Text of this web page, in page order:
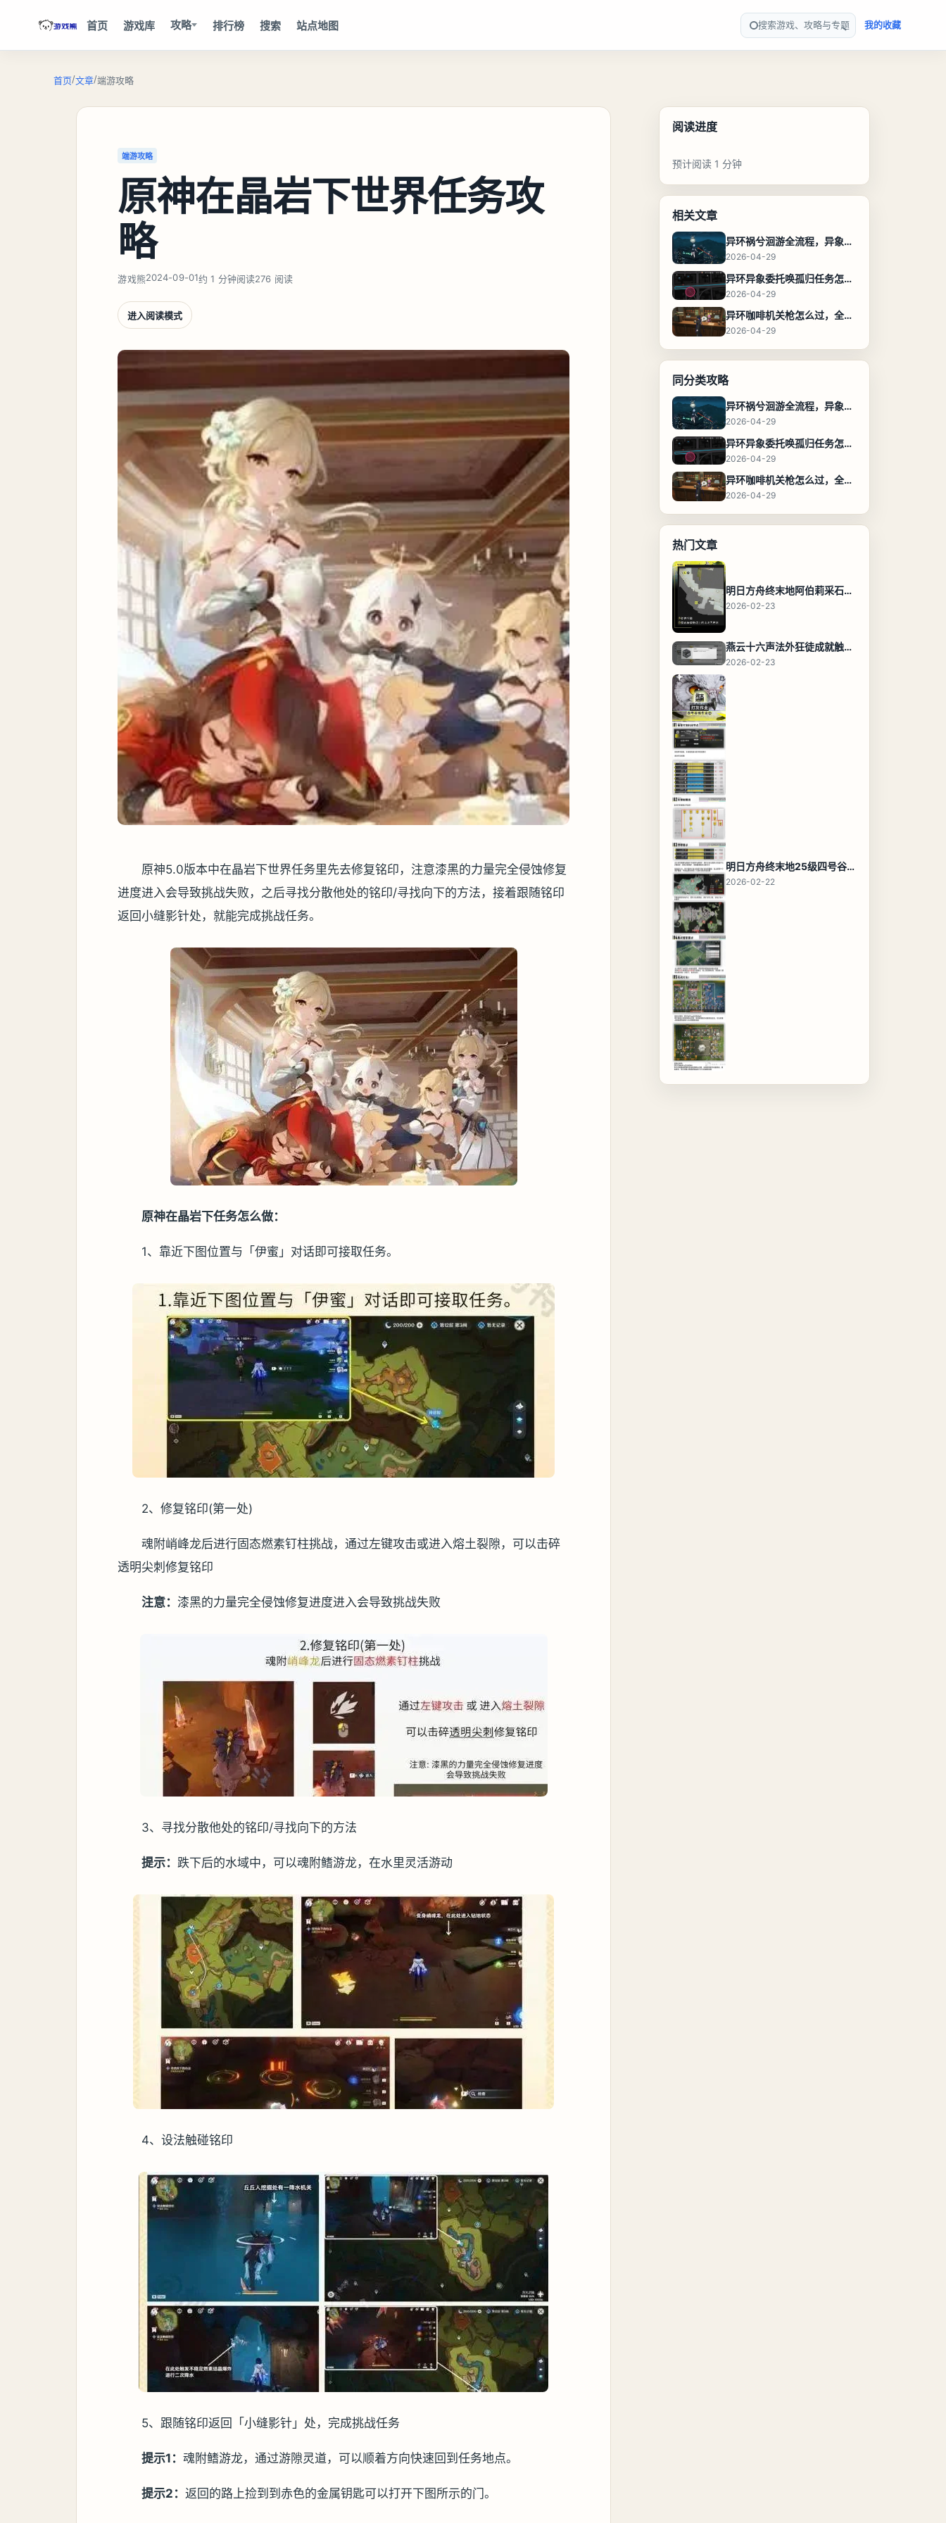
首页 游戏库 攻略 排行榜 搜索 站点地图 搜索游戏、攻略与专题 我的收藏
首页/文章/端游攻略
端游攻略
原神在晶岩下世界任务攻
略
游戏熊2024-09-01约 1 分钟阅读276 阅读
进入阅读模式
原神5.0版本中在晶岩下世界任务里先去修复铭印，注意漆黑的力量完全侵蚀修复
进度进入会导致挑战失败，之后寻找分散他处的铭印/寻找向下的方法，接着跟随铭印
返回小缝影针处，就能完成挑战任务。
原神在晶岩下任务怎么做：
1、靠近下图位置与「伊蜜」对话即可接取任务。
2、修复铭印(第一处)
魂附峭峰龙后进行固态燃素钉柱挑战，通过左键攻击或进入熔土裂隙，可以击碎
透明尖刺修复铭印
注意： 漆黑的力量完全侵蚀修复进度进入会导致挑战失败
3、寻找分散他处的铭印/寻找向下的方法
提示：跌下后的水域中，可以魂附鳍游龙，在水里灵活游动
4、设法触碰铭印
5、跟随铭印返回「小缝影针」处，完成挑战任务
提示1：魂附鳍游龙，通过游隙灵道，可以顺着方向快速回到任务地点。
提示2：返回的路上捡到到赤色的金属钥匙可以打开下图所示的门。
阅读进度
预计阅读 1 分钟
相关文章
异环祸兮洄游全流程，异象委托任务通关攻略
2026-04-29
异环异象委托唤孤归任务怎么完成，流程步骤与位置攻略
2026-04-29
异环咖啡机关枪怎么过，全流程通关攻略
2026-04-29
同分类攻略
异环祸兮洄游全流程，异象委托任务通关攻略
2026-04-29
异环异象委托唤孤归任务怎么完成，流程步骤与位置攻略
2026-04-29
异环咖啡机关枪怎么过，全流程通关攻略
2026-04-29
热门文章
明日方舟终末地阿伯莉采石场宝箱全收集攻略，全点位分布图与路线
2026-02-23
燕云十六声法外狂徒成就触发条件与通关攻略
2026-02-23
明日方舟终末地25级四号谷地基地蓝图，高效布局规划
2026-02-22